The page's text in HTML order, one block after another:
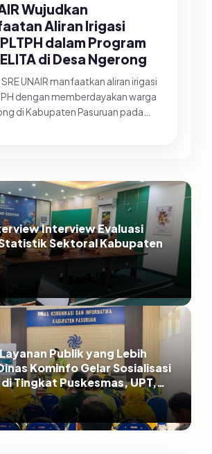
Wujudkan
Aliran Irigasi
dalam Program
di Desa Ngerong
UNAIR manfaatkan aliran irigasi
dengan memberdayakan warga
di Kabupaten Pasuruan pada
Interview Evaluasi
Sektoral Kabupaten
Publik yang Lebih
Kominfo Gelar Sosialisasi
Tingkat Puskesmas, UPT,
di Kabupaten Pasuruan